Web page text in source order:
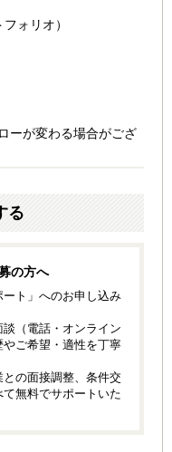
ォリオ）
ーが変わる場合がござ
る
の方へ
ト」へのお申し込み
（電話・オンライン
ご希望・適性を丁寧
の面接調整、条件交
無料でサポートいた